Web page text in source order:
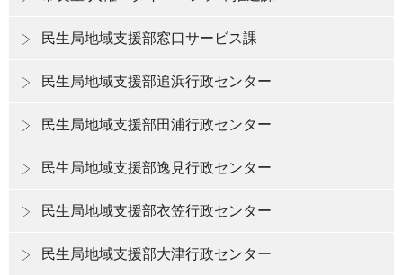
民生局地域支援部窓口サービス課
民生局地域支援部追浜行政センター
民生局地域支援部田浦行政センター
民生局地域支援部逸見行政センター
民生局地域支援部衣笠行政センター
民生局地域支援部大津行政センター